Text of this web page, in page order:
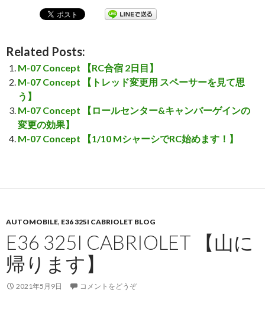
Related Posts:
M-07 Concept 【RC合宿 2日目】
M-07 Concept 【トレッド変更用 スペーサーを見て思
う】
M-07 Concept 【ロールセンター&キャンバーゲインの
変更の効果】
M-07 Concept 【1/10 MシャーシでRC始めます！】
AUTOMOBILE, E36 325I CABRIOLET BLOG
E36 325I CABRIOLET 【山に
帰ります】
2021年5月9日 コメントをどうぞ